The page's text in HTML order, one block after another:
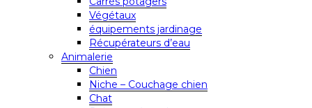
Végétaux
équipements jardinage
Récupérateurs d’eau
Animalerie
Chien
Niche – Couchage chien
Chat